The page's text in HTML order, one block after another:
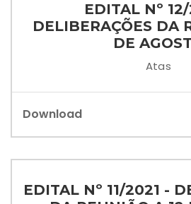
EDITAL Nº
DELIBERAÇÕES DA
DE
Atas
Download
EDITAL Nº 11/2021 -